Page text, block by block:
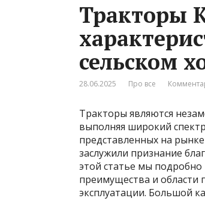
Тракторы
сельском
28.06.2025 Про все
Тракторы являются
выполняя широкий
представленных на
заслужили признание
этой статье мы
преимущества и области
эксплуатации. Большой